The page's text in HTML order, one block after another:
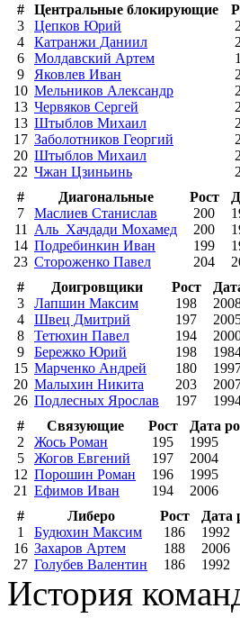
# Центральные блокирующие
3
Цепков Юрий
4
Катранжи Даниил
6
Молдавский Артем
9
Яковлев Иван
10 Мельников Александр
13 Червяков Сергей
13 Штыблов Михаил
17 Заболотников Георгий
20 Штыблов Михаил
22 Чжан Цзиньинь
#
Диагональные Рост
7
Маслиев Станислав 200
11
Аль_Хачдади Мохамед 200
14 Подребинкин Иван 199
23 Стороженко Павел 204
#
Доигровщики Рост
3
Лапшин Максим 198
4
Швец Дмитрий 197
8
Тетюхин Павел 194
9
Бережко Юрий 198
15 Марченко Андрей 180
20 Малыхин Никита 203
26 Подлесных Ярослав 197
#
Связующие Рост Дата
2
Жось Роман 195 1995
5
Жогов Евгений 197 2004
12 Порошин Роман 196 1995
21 Ефимов Иван 194 2006
#
Либеро Рост Дата
1
Будюхин Максим 186 1992
16 Захаров Артем 188 2006
27 Голубев Валентин 186 1992
История